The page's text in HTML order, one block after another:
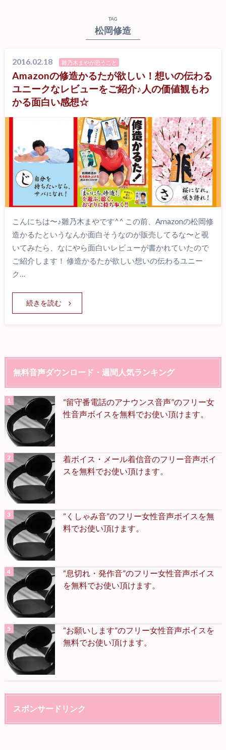
TAG
松岡修造
2016.02.18 雛乃木まやが思うこと
Amazonの修造かるたが欲しい！想いの伝わる
ユニークなレビューをご紹介♪人の価値観もわ
かる面白い感想☆
こんにちは〜♪雛乃木まやです^^ この前、Amazonの松岡修
造かるたというなんか面白そうなのが販売してるな〜と覗
いてみたら、なにやら面白いレビューが書かれていたので
ご紹介します！ 修造かるたが欲しい想いの伝わるユニー
ク…
続きを読む
無料音声ダウンロード・週間人気ランキング
“留守番電話のアナウンス音声”のフリー女
性音声ボイスを無料でお使い頂けます。
着ボイス・メール着信音のフリー音声ボイ
スを無料でお使い頂けます。
“くしゃみ音”のフリー女性音声ボイスを無
料でお使い頂けます。
“息切れ・発作音”のフリー女性音声ボイス
を無料でお使い頂けます。
“お願いします”のフリー女性音声ボイスを
無料でお使い頂けます。
スポンサードリンク